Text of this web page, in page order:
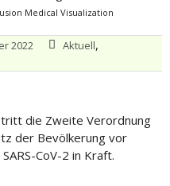
Medical Visualization
2022 Aktuell,
die Zweite Verordnung
der Bevölkerung vor
CoV-2 in Kraft.